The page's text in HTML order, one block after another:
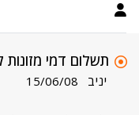
תשלום דמי
יניב 15/06/08